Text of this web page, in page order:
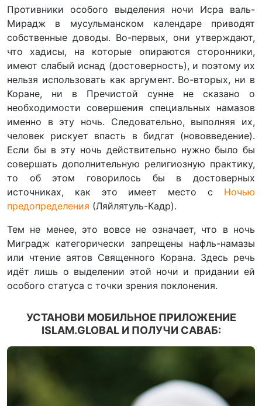
Противники особого выделения ночи Исра валь-
Мирадж в мусульманском календаре приводят
собственные доводы. Во-первых, они утверждают,
что хадисы, на которые опираются сторонники,
имеют слабый иснад (достоверность), и поэтому их
нельзя использовать как аргумент. Во-вторых, ни в
Коране, ни в Пречистой сунне не сказано о
необходимости совершения специальных намазов
именно в эту ночь. Следовательно, выполняя их,
человек рискует впасть в бидгат (нововведение).
Если бы в эту ночь действительно нужно было бы
совершать дополнительную религиозную практику,
то об этом говорилось бы в достоверных
источниках, как это имеет место с Ночью
предопределения (Ляйлятуль-Кадр).
Тем не менее, это вовсе не означает, что в ночь
Миградж категорически запрещены нафль-намазы
или чтение аятов Священного Корана. Здесь речь
идёт лишь о выделении этой ночи и придании ей
особого статуса с точки зрения поклонения.
УСТАНОВИ МОБИЛЬНОЕ ПРИЛОЖЕНИЕ
ISLAM.GLOBAL И ПОЛУЧИ САВАБ: